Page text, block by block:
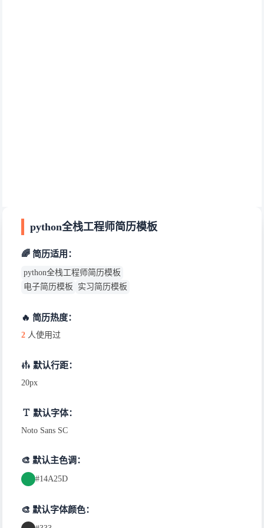
python全栈工程师简历模板
🌈 简历适用：
python全栈工程师简历模板
电子简历模板
实习简历模板
🔥 简历热度：
2 人使用过
默认行距：
20px
默认字体：
Noto Sans SC
🎨 默认主色调：
#14A25D
🎨 默认字体颜色：